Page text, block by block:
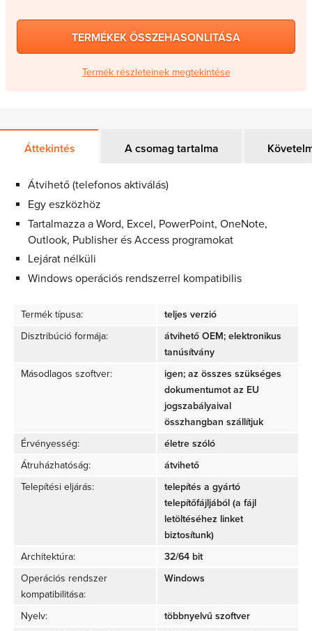
TERMÉKEK ÖSSZEHASONLITÁSA
Termék részleteinek megtekintése
Áttekintés A csomag tartalma
Átvihető (telefonos aktiválás)
Egy eszközhöz
Tartalmazza a Word, Excel, PowerPoint, OneNote,
Outlook, Publisher és Access programokat
Lejárat nélküli
Windows operációs rendszerrel kompatibilis
Termék típusa:
teljes verzió
Disztribúció formája:
átvihető OEM; elektronikus
tanúsítvány
Másodlagos szoftver:
igen; az összes szükséges
dokumentumot az EU
jogszabályaival
összhangban szállítjuk
Érvényesség:
életre szóló
Átruházhatóság:
átvihető
Telepítési eljárás:
telepítés a gyártó
telepítőfájljából (a fájl
letöltéséhez linket
biztosítunk)
Architektúra:
32/64 bit
Operációs rendszer
kompatibilitása:
Windows
Nyelv:
többnyelvű szoftver